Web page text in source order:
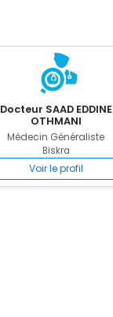
Docteur SAAD EDDINE
OTHMANI
Médecin Généraliste
Biskra
Voir le profil